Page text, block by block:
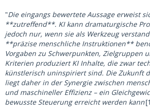
"Die eingangs bewertete Aussage erweist
**zutreffend**. KI kann dramaturgische
jedoch nur, wenn sie als Werkzeug
**präzise menschliche Instruktionen**
Vorgaben zu Schwerpunkten, Zielgruppen
Kriterien produziert KI Inhalte, die zwar
künstlerisch uninspiriert sind. Die Zukunft
liegt daher in der Synergie zwischen
und maschineller Effizienz – ein
bewusste Steuerung erreicht werden kann